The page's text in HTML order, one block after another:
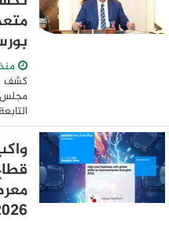
كشف
مجلس